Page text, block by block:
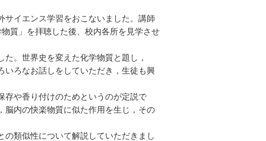
イエンス学習をおこないました。講師
質」を拝聴した後、校内各所を見学させ
。世界史を変えた化学物質と題し，
いろなお話しをしていただき，生徒も興
存や香り付けのためというのが定説で
脳内の快楽物質に似た作用を生じ，その
類似性について解説していただきまし